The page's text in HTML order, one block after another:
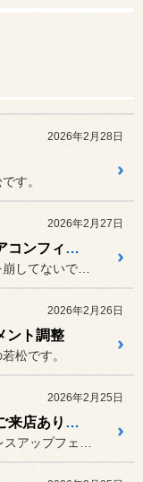
2026年2月28日
す。
2026年2月27日
そろそろ出番です。 エアコンフィルター交換
2026年2月26日
ント調整
松です。
2026年2月25日
「ドレスアップフェア」ご来店ありがとうございました！